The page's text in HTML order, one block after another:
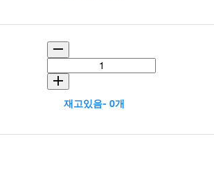
재고있음- 0개